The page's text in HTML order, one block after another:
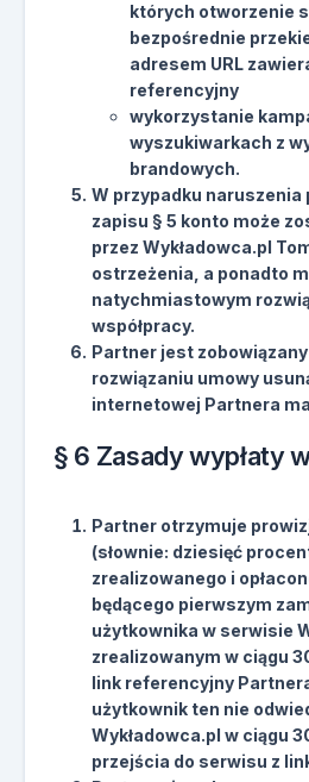
których otworzenie
bezpośrednie
adresem URL
referencyjny
wykorzystanie
wyszukiwarkach z
brandowych.
W przypadku naruszenia
zapisu § 5 konto może
przez Wykładowca.pl
ostrzeżenia, a ponadto
natychmiastowym
współpracy.
Partner jest
rozwiązaniu umowy
internetowej Partnera
§ 6 Zasady wypłaty
Partner otrzymuje
(słownie: dziesięć
zrealizowanego i
będącego pierwszym
użytkownika w serwisie
zrealizowanym w ciągu
link referencyjny
użytkownik ten nie
Wykładowca.pl w ciągu
przejścia do serwisu z